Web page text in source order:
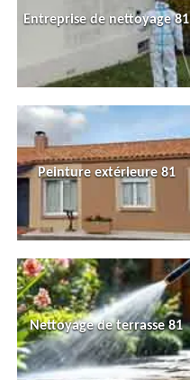
Entreprise de nettoyage 81
Peinture extérieure 81
Nettoyage de terrasse 81